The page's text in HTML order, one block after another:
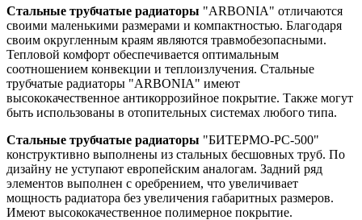
Стальные трубчатые радиаторы "ARBONIA" отличаются
своими маленькими размерами и компактностью. Благодаря
своим округленным краям являются травмобезопасными.
Тепловой комфорт обеспечивается оптимальным
соотношением конвекции и теплоизлучения. Стальные
трубчатые радиаторы "ARBONIA" имеют
высококачественное антикоррозийное покрытие. Также могут
быть использованы в отопительных системах любого типа.
Стальные трубчатые радиаторы "БИТЕРМО-РС-500"
конструктивно выполнены из стальных бесшовных труб. По
дизайну не уступают европейским аналогам. Задний ряд
элементов выполнен с оребрением, что увеличивает
мощность радиатора без увеличения габаритных размеров.
Имеют высококачественное полимерное покрытие.